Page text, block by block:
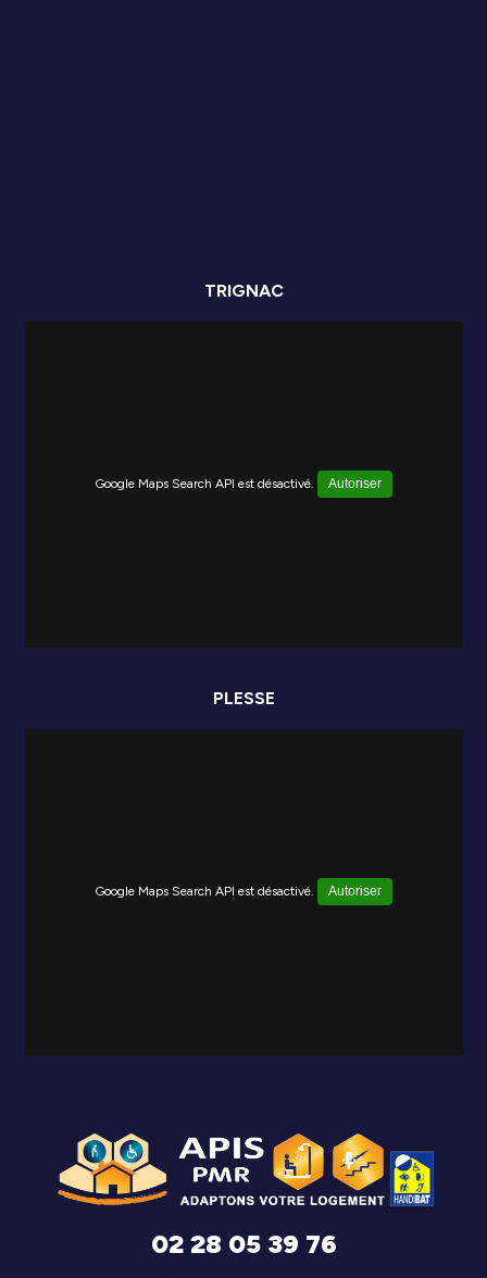
TRIGNAC
Google Maps Search API est désactivé. Autoriser
PLESSE
Google Maps Search API est désactivé. Autoriser
02 28 05 39 76